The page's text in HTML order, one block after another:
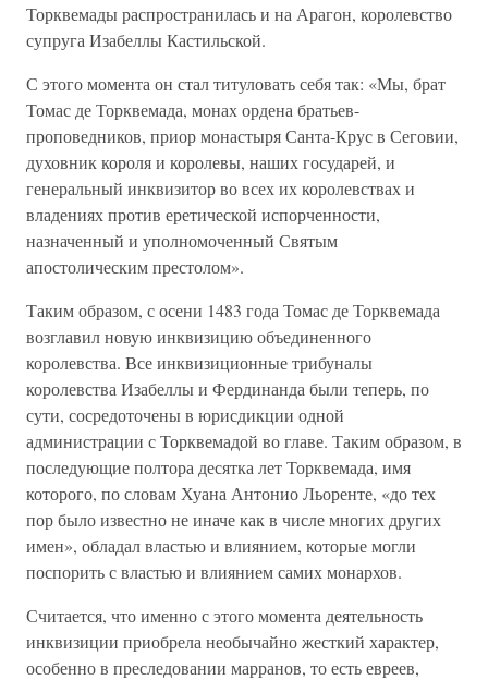
Торквемады распространилась и на Арагон, королевство
супруга Изабеллы Кастильской.
С этого момента он стал титуловать себя так: «Мы, брат
Томас де Торквемада, монах ордена братьев-
проповедников, приор монастыря Санта-Крус в Сеговии,
духовник короля и королевы, наших государей, и
генеральный инквизитор во всех их королевствах и
владениях против еретической испорченности,
назначенный и уполномоченный Святым
апостолическим престолом».
Таким образом, с осени 1483 года Томас де Торквемада
возглавил новую инквизицию объединенного
королевства. Все инквизиционные трибуналы
королевства Изабеллы и Фердинанда были теперь, по
сути, сосредоточены в юрисдикции одной
администрации с Торквемадой во главе. Таким образом, в
последующие полтора десятка лет Торквемада, имя
которого, по словам Хуана Антонио Льоренте, «до тех
пор было известно не иначе как в числе многих других
имен», обладал властью и влиянием, которые могли
поспорить с властью и влиянием самих монархов.
Считается, что именно с этого момента деятельность
инквизиции приобрела необычайно жесткий характер,
особенно в преследовании марранов, то есть евреев,